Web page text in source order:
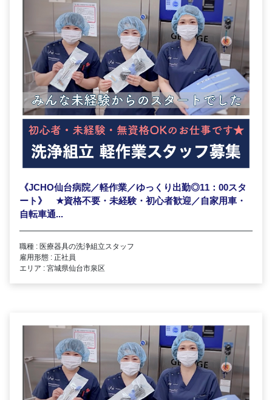
《JCHO仙台病院／軽作業／ゆっくり出勤◎11：00スタ
ート》 ★資格不要・未経験・初心者歓迎／自家用車・
自転車通...
職種 : 医療器具の洗浄組立スタッフ
雇用形態 : 正社員
エリア : 宮城県仙台市泉区